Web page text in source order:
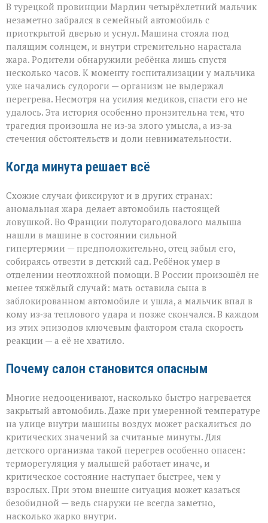
В турецкой провинции Мардин четырёхлетний мальчик
незаметно забрался в семейный автомобиль с
приоткрытой дверью и уснул. Машина стояла под
палящим солнцем, и внутри стремительно нарастала
жара. Родители обнаружили ребёнка лишь спустя
несколько часов. К моменту госпитализации у мальчика
уже начались судороги — организм не выдержал
перегрева. Несмотря на усилия медиков, спасти его не
удалось. Эта история особенно пронзительна тем, что
трагедия произошла не из‑за злого умысла, а из‑за
стечения обстоятельств и доли невнимательности.
Когда минута решает всё
Схожие случаи фиксируют и в других странах:
аномальная жара делает автомобиль настоящей
ловушкой. Во Франции полуторагодовалого малыша
нашли в машине в состоянии сильной
гипертермии — предположительно, отец забыл его,
собираясь отвезти в детский сад. Ребёнок умер в
отделении неотложной помощи. В России произошёл не
менее тяжёлый случай: мать оставила сына в
заблокированном автомобиле и ушла, а мальчик впал в
кому из‑за теплового удара и позже скончался. В каждом
из этих эпизодов ключевым фактором стала скорость
реакции — а её не хватило.
Почему салон становится опасным
Многие недооценивают, насколько быстро нагревается
закрытый автомобиль. Даже при умеренной температуре
на улице внутри машины воздух может раскалиться до
критических значений за считаные минуты. Для
детского организма такой перегрев особенно опасен:
терморегуляция у малышей работает иначе, и
критическое состояние наступает быстрее, чем у
взрослых. При этом внешне ситуация может казаться
безобидной — ведь снаружи не всегда заметно,
насколько жарко внутри.